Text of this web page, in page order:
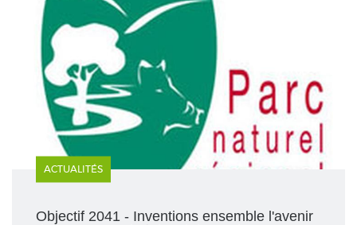
ACTUALITÉS
Objectif 2041 - Inventions ensemble l'avenir